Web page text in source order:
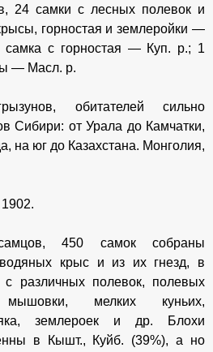
24 самки с лесных полевок и
горностая и землеройки —
с горностая — Куп. р.; 1
— Масл. р.
обитателей сильно
Сибири: от Урала до Камчатки,
на юг до Казахстана. Монголия,
450 самок собраны
крыс и из их гнезд, в
различных полевок, полевых
мелких куньих,
землероек и др. Блохи
в Кышт., Куйб. (39%), а но